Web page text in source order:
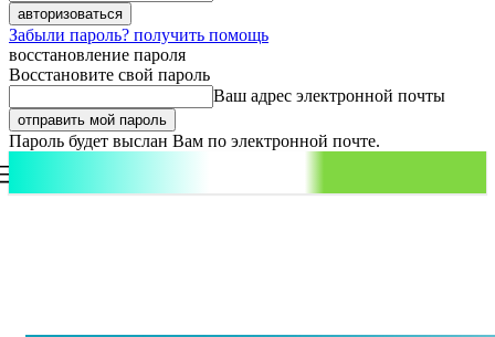
Забыли пароль? получить помощь
восстановление пароля
Восстановите свой пароль
Ваш адрес электронной почты
Пароль будет выслан Вам по электронной почте.